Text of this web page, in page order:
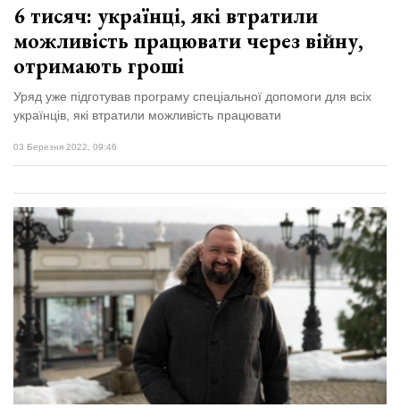
6 тисяч: українці, які втратили
можливість працювати через війну,
отримають гроші
Уряд уже підготував програму спеціальної допомоги для всіх
українців, які втратили можливість працювати
03 Березня 2022, 09:46